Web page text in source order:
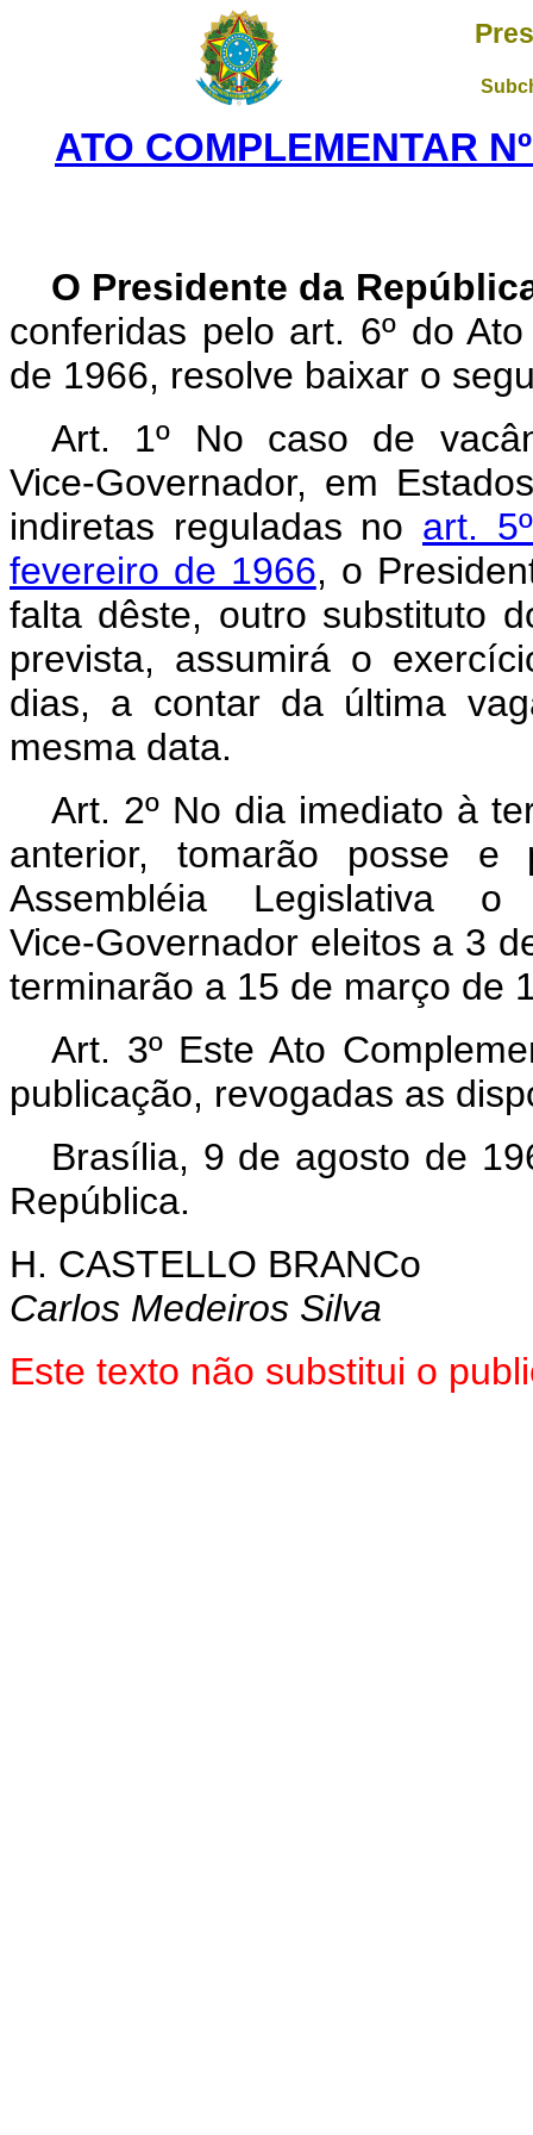
ATO COMPLEMENTAR
O Presidente da
conferidas pelo art. 6º do
de 1966, resolve baixar o
Art. 1º No caso de
Vice‑Governador, em
indiretas reguladas no art.
fevereiro de 1966, o
falta dêste, outro substituto
prevista, assumirá o
dias, a contar da última
mesma data.
Art. 2º No dia imediato à
anterior, tomarão posse e
Assembléia Legislativa
Vice‑Governador eleitos a 3
terminarão a 15 de março de
Art. 3º Este Ato
publicação, revogadas as
Brasília, 9 de agosto de
República.
H. CASTELLO BRANCo
Carlos Medeiros Silva
Este texto não substitui o